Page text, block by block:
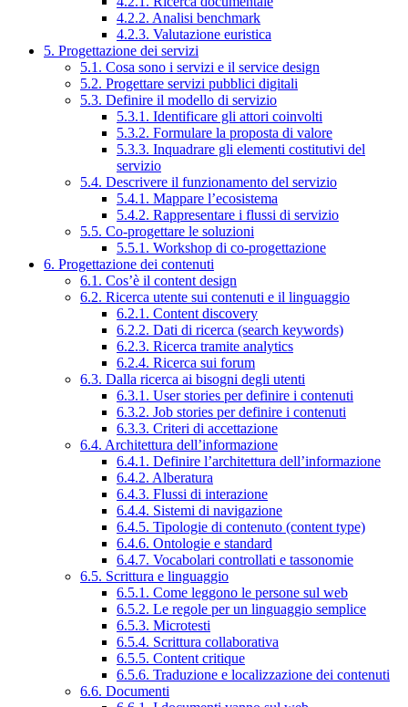
4.2.2. Analisi benchmark
4.2.3. Valutazione euristica
5. Progettazione dei servizi
5.1. Cosa sono i servizi e il service design
5.2. Progettare servizi pubblici digitali
5.3. Definire il modello di servizio
5.3.1. Identificare gli attori coinvolti
5.3.2. Formulare la proposta di valore
5.3.3. Inquadrare gli elementi costitutivi del
servizio
5.4. Descrivere il funzionamento del servizio
5.4.1. Mappare l’ecosistema
5.4.2. Rappresentare i flussi di servizio
5.5. Co-progettare le soluzioni
5.5.1. Workshop di co-progettazione
6. Progettazione dei contenuti
6.1. Cos’è il content design
6.2. Ricerca utente sui contenuti e il linguaggio
6.2.1. Content discovery
6.2.2. Dati di ricerca (search keywords)
6.2.3. Ricerca tramite analytics
6.2.4. Ricerca sui forum
6.3. Dalla ricerca ai bisogni degli utenti
6.3.1. User stories per definire i contenuti
6.3.2. Job stories per definire i contenuti
6.3.3. Criteri di accettazione
6.4. Architettura dell’informazione
6.4.1. Definire l’architettura dell’informazione
6.4.2. Alberatura
6.4.3. Flussi di interazione
6.4.4. Sistemi di navigazione
6.4.5. Tipologie di contenuto (content type)
6.4.6. Ontologie e standard
6.4.7. Vocabolari controllati e tassonomie
6.5. Scrittura e linguaggio
6.5.1. Come leggono le persone sul web
6.5.2. Le regole per un linguaggio semplice
6.5.3. Microtesti
6.5.4. Scrittura collaborativa
6.5.5. Content critique
6.5.6. Traduzione e localizzazione dei contenuti
6.6. Documenti